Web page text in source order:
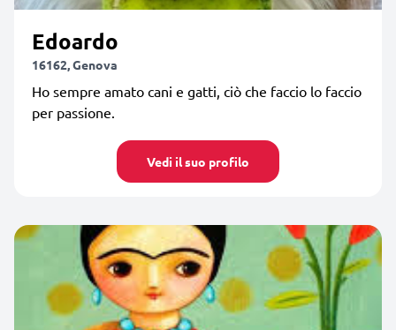
Edoardo
16162, Genova
Ho sempre amato cani e gatti, ciò che faccio lo faccio
per passione.
Vedi il suo profilo